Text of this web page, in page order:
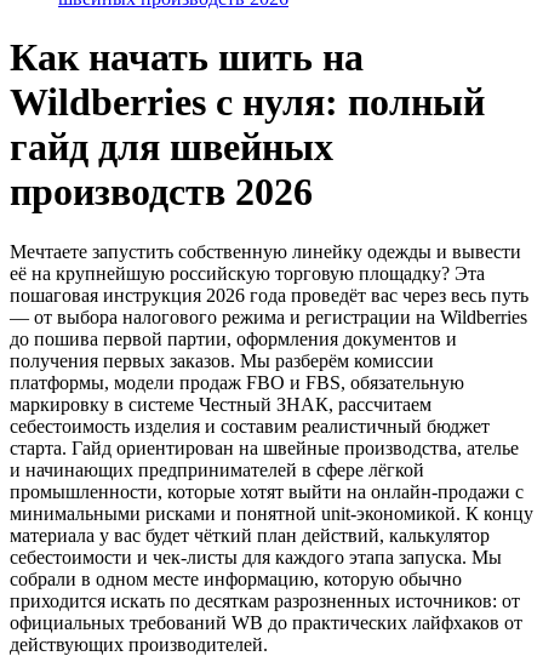
Как начать шить на
Wildberries с нуля: полный
гайд для швейных
производств 2026
Мечтаете запустить собственную линейку одежды и вывести
её на крупнейшую российскую торговую площадку? Эта
пошаговая инструкция 2026 года проведёт вас через весь путь
— от выбора налогового режима и регистрации на Wildberries
до пошива первой партии, оформления документов и
получения первых заказов. Мы разберём комиссии
платформы, модели продаж FBO и FBS, обязательную
маркировку в системе Честный ЗНАК, рассчитаем
себестоимость изделия и составим реалистичный бюджет
старта. Гайд ориентирован на швейные производства, ателье
и начинающих предпринимателей в сфере лёгкой
промышленности, которые хотят выйти на онлайн-продажи с
минимальными рисками и понятной unit-экономикой. К концу
материала у вас будет чёткий план действий, калькулятор
себестоимости и чек-листы для каждого этапа запуска. Мы
собрали в одном месте информацию, которую обычно
приходится искать по десяткам разрозненных источников: от
официальных требований WB до практических лайфхаков от
действующих производителей.